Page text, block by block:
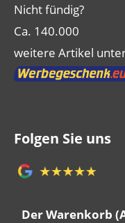
Nicht fündig?
Ca. 140.000
weitere Artikel
Folgen Sie uns
Der Warenkorb